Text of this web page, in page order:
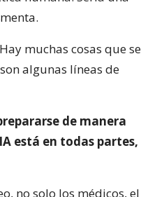
muchas cosas que se
algunas líneas de
de manera
está en todas partes,
no solo los médicos, el